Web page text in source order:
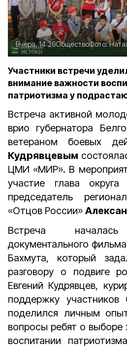
Вчера, 14:26ОбществоФото:
Участники встречи
внимание важности
патриотизма у
Встреча активной
врио губернатора
ветераном боевых
Кудрявцевым
ЦМИ «МИР». В
участие глава округа
председатель
«Отцов России»
Встреча
документального
Бахмута, который
разговору о подвиге
Евгений Кудрявцев,
поддержку
поделился личным
вопросы ребят о выборе
воспитании